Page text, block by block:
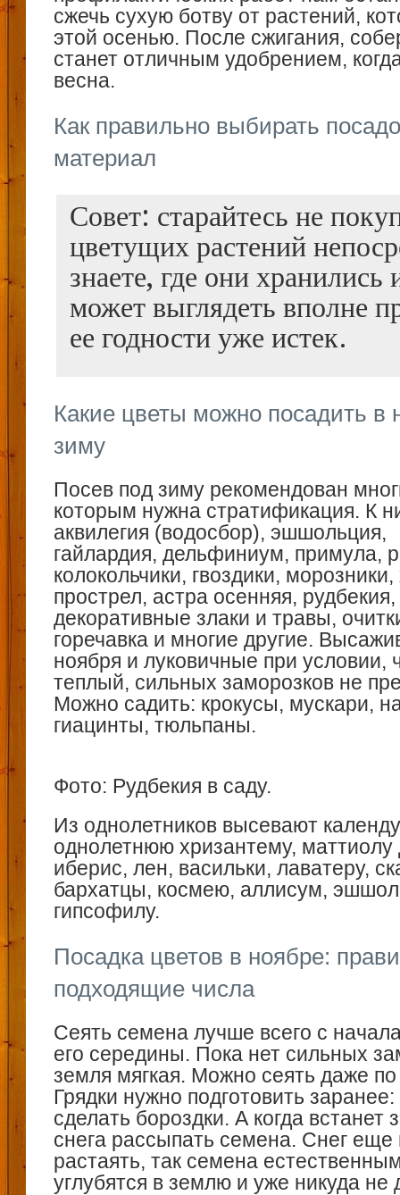
сжечь сухую ботву от растений,
этой осенью. После сжигания,
станет отличным удобрением,
весна.
Как правильно выбирать
материал
Совет: старайтесь не
цветущих растений
знаете, где они
может выглядеть вполне
ее годности уже истек.
Какие цветы можно посадить в
зиму
Посев под зиму рекомендован
которым нужна стратификация. К
аквилегия (водосбор), эшшольция,
гайлардия, дельфиниум, примула,
колокольчики, гвоздики, морозники,
прострел, астра осенняя,
декоративные злаки и травы,
горечавка и многие другие.
ноября и луковичные при условии,
теплый, сильных заморозков не
Можно садить: крокусы, мускари,
гиацинты, тюльпаны.
Фото: Рудбекия в саду.
Из однолетников высевают
однолетнюю хризантему, маттиолу
иберис, лен, васильки, лаватеру,
бархатцы, космею, аллисум,
гипсофилу.
Посадка цветов в ноябре:
подходящие числа
Сеять семена лучше всего с
его середины. Пока нет сильных
земля мягкая. Можно сеять даже по
Грядки нужно подготовить
сделать бороздки. А когда встанет
снега рассыпать семена. Снег еще
растаять, так семена
углубятся в землю и уже никуда не